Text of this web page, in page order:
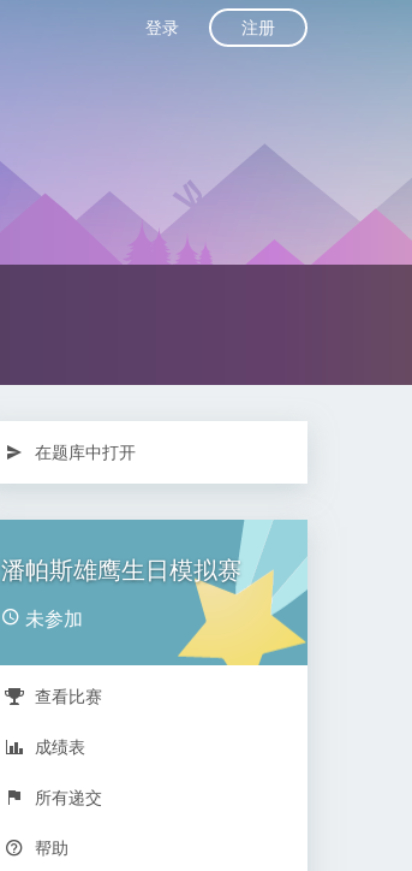
登录 注册
在题库中打开
潘帕斯雄鹰生日模拟赛
未参加
查看比赛
成绩表
所有递交
帮助